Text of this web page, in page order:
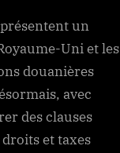
un
Uni et les
douanières
avec
des clauses
et taxes